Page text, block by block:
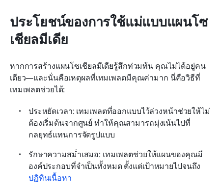
ประโยชน์ของการใช้แม่แบบแผนโซ
เชียลมีเดีย
หากการสร้างแผนโซเชียลมีเดียรู้สึกท่วมท้น คุณไม่ได้อยู่คน
เดียว—และนั่นคือเหตุผลที่เทมเพลตมีคุณค่ามาก นี่คือวิธีที่
เทมเพลตช่วยได้:
ประหยัดเวลา: เทมเพลตที่ออกแบบไว้ล่วงหน้าช่วยให้ไม่
ต้องเริ่มต้นจากศูนย์ ทำให้คุณสามารถมุ่งเน้นไปที่
กลยุทธ์แทนการจัดรูปแบบ
รักษาความสม่ำเสมอ: เทมเพลตช่วยให้แผนของคุณมี
ปฏิทินเนื้อหา